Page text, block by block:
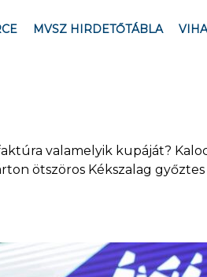
MVSZ HIRDETŐTÁBLA
valamelyik kupáját?
ötszöros Kékszalag